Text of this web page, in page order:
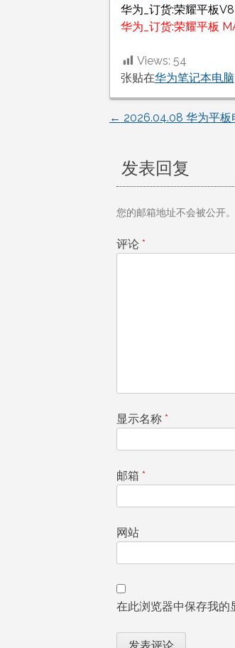
华为_订货:荣耀平板
华为_订货:荣耀平板
Views: 54
张贴在华为笔记本电脑
文
章
导
← 2026.04.08 华为平板
发表回复
您的邮箱地址不会被公开。
评论 *
显示名称 *
邮箱 *
网站
在此浏览器中保存我的